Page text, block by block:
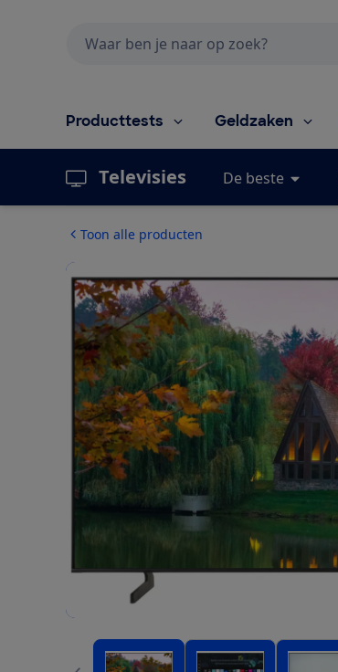
Producttests Geldzaken
Televisies De beste
Toon alle producten